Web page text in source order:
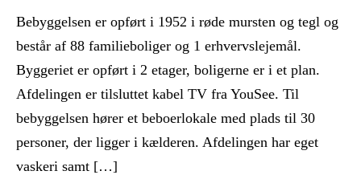
Bebyggelsen er opført i 1952 i røde mursten og tegl og
består af 88 familieboliger og 1 erhvervslejemål.
Byggeriet er opført i 2 etager, boligerne er i et plan.
Afdelingen er tilsluttet kabel TV fra YouSee. Til
bebyggelsen hører et beboerlokale med plads til 30
personer, der ligger i kælderen. Afdelingen har eget
vaskeri samt […]